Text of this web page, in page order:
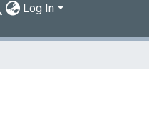
Log In